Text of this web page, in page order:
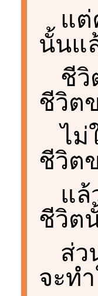
แต่
นั้นแ
ชีวิ
ชีวิต
ไม่
ชีวิต
แล้
ชีวิต
ส่ว
จะท